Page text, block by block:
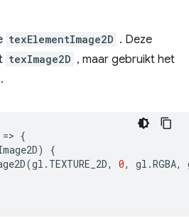
texElementImage2D . Deze
texImage2D , maar gebruikt het
=> {
)
{
(gl . TEXTURE_2D, 0, gl .RGBA,